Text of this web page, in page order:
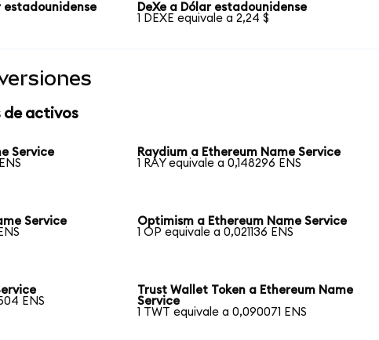
estadounidense
DeXe a Dólar estadounidense
1 DEXE equivale a 2,24 $
de activos
Service
Raydium a Ethereum Name Service
1 RAY equivale a 0,148296 ENS
Service
Optimism a Ethereum Name Service
1 OP equivale a 0,021136 ENS
ENS
Trust Wallet Token a Ethereum Name
Service
1 TWT equivale a 0,090071 ENS